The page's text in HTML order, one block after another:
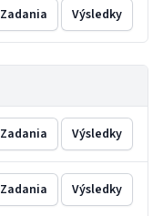
Zadania Výsledky
Zadania Výsledky
Zadania Výsledky